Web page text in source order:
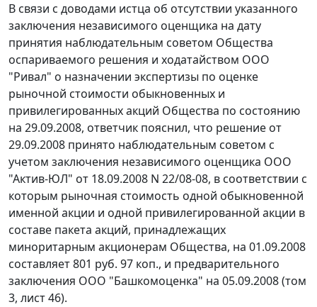
В связи с доводами истца об отсутствии указанного
заключения независимого оценщика на дату
принятия наблюдательным советом Общества
оспариваемого решения и ходатайством ООО
"Ривал" о назначении экспертизы по оценке
рыночной стоимости обыкновенных и
привилегированных акций Общества по состоянию
на 29.09.2008, ответчик пояснил, что решение от
29.09.2008 принято наблюдательным советом с
учетом заключения независимого оценщика ООО
"Актив-ЮЛ" от 18.09.2008 N 22/08-08, в соответствии с
которым рыночная стоимость одной обыкновенной
именной акции и одной привилегированной акции в
составе пакета акций, принадлежащих
миноритарным акционерам Общества, на 01.09.2008
составляет 801 руб. 97 коп., и предварительного
заключения ООО "Башкомоценка" на 05.09.2008 (том
3, лист 46).